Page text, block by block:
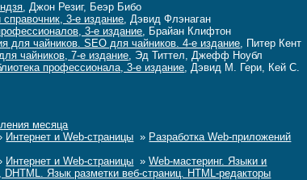
, Джон Резиг, Беэр Бибо
3-е издание, Дэвид Флэнаган
3-е издание, Брайан Клифтон
для чайников. SEO для чайников. 4-е издание, Питер Кент
чайников, 7-е издание, Эд Титтел, Джефф Ноубл
профессионала, 3-е издание, Дэвид М. Гери, Кей С.
месяца
Интернет и Web-страницы » Разработка Web-приложений
Интернет и Web-страницы »Web-мастеринг. Языки и
DHTML. Язык разметки веб-страниц. HTML-редакторы